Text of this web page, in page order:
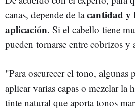
canas, depende de lacantidad y
aplicación. Si el cabello tiene
pueden tornarse entre cobrizos y
"Para oscurecer el tono, algunas
aplicar varias capas o mezclar la
tinte natural que aporta tonos